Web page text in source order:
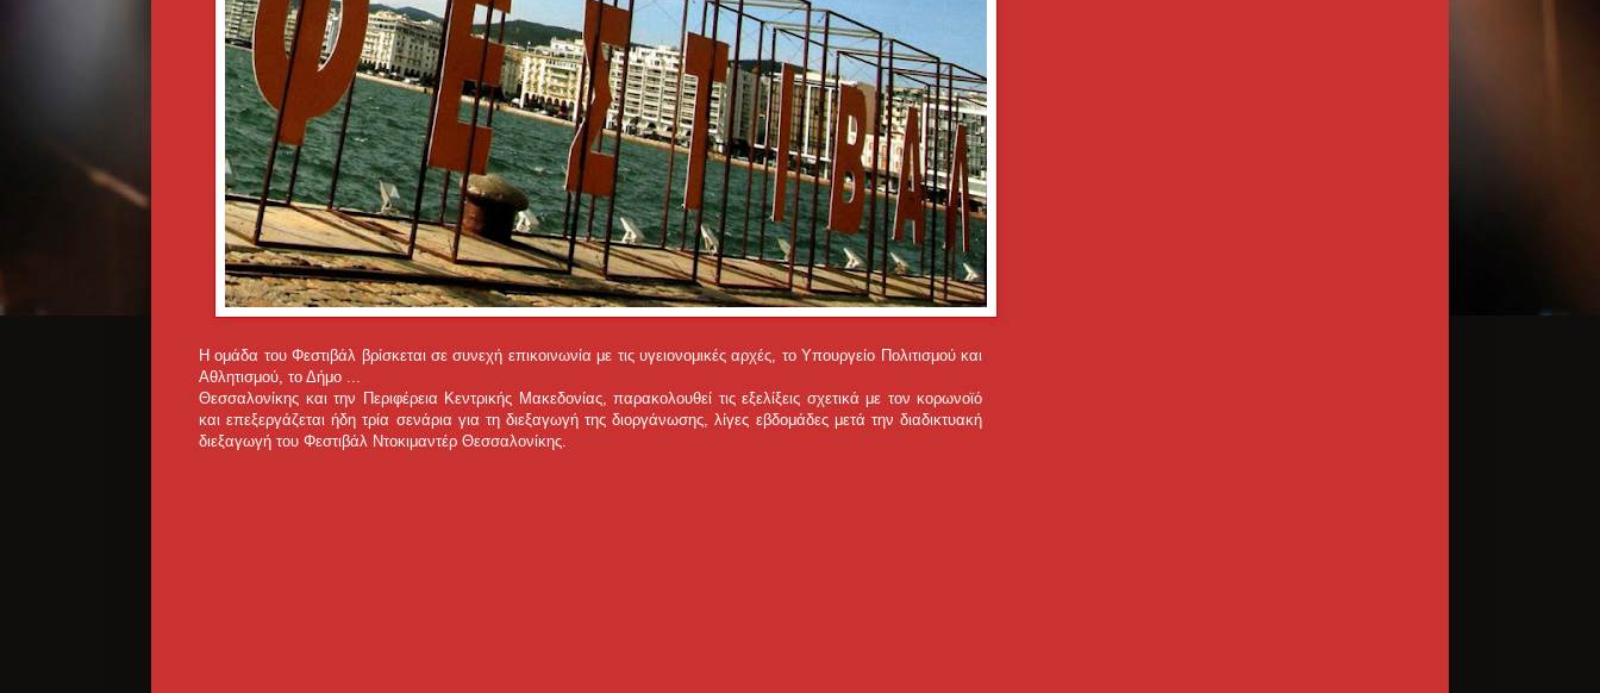
Η ομάδα του Φεστιβάλ βρίσκεται σε συνεχή επικοινωνία με τις υγειονομικές αρχές, το Υπουργείο Πολιτισμού και
Αθλητισμού, το Δήμο ...
Θεσσαλονίκης και την Περιφέρεια Κεντρικής Μακεδονίας, παρακολουθεί τις εξελίξεις σχετικά με τον κορωνοϊό
και επεξεργάζεται ήδη τρία σενάρια για τη διεξαγωγή της διοργάνωσης, λίγες εβδομάδες μετά την διαδικτυακή
διεξαγωγή του Φεστιβάλ Ντοκιμαντέρ Θεσσαλονίκης.